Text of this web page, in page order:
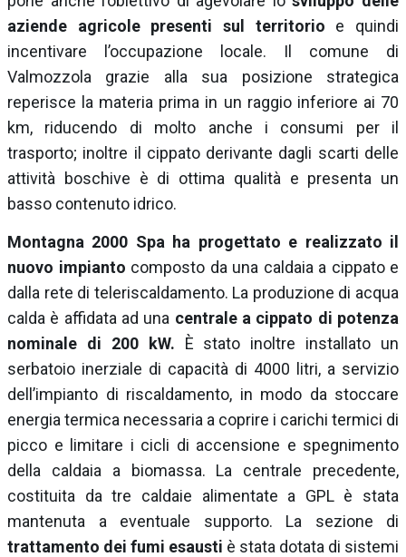
aziende agricole presenti sul territorio e quindi
incentivare l’occupazione locale. Il comune di
Valmozzola grazie alla sua posizione strategica
reperisce la materia prima in un raggio inferiore ai 70
km, riducendo di molto anche i consumi per il
trasporto; inoltre il cippato derivante dagli scarti delle
attività boschive è di ottima qualità e presenta un
basso contenuto idrico.
Montagna 2000 Spa ha progettato e realizzato il
nuovo impianto composto da una caldaia a cippato e
dalla rete di teleriscaldamento. La produzione di acqua
calda è affidata ad una centrale a cippato di potenza
nominale di 200 kW. È stato inoltre installato un
serbatoio inerziale di capacità di 4000 litri, a servizio
dell’impianto di riscaldamento, in modo da stoccare
energia termica necessaria a coprire i carichi termici di
picco e limitare i cicli di accensione e spegnimento
della caldaia a biomassa. La centrale precedente,
costituita da tre caldaie alimentate a GPL è stata
mantenuta a eventuale supporto. La sezione di
trattamento dei fumi esausti è stata dotata di sistemi